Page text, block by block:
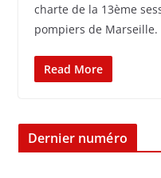
charte de la 13ème
pompiers de Marseille.
Read More
Dernier numéro